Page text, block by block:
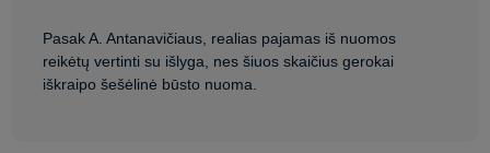
Pasak A. Antanavičiaus, realias pajamas iš nuomos
reikėtų vertinti su išlyga, nes šiuos skaičius gerokai
iškraipo šešėlinė būsto nuoma.